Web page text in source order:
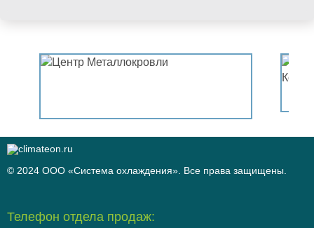
© 2024 ООО «Система охлаждения». Все права защищены.
Телефон отдела продаж: